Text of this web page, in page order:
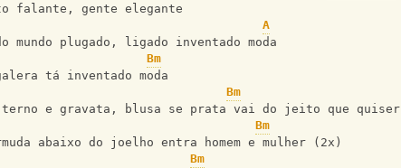
falante, gente elegante
A
mundo plugado, ligado inventado moda
Bm
tá inventado moda
Bm
terno e gravata, blusa se prata vai do jeito que quiser
Bm
abaixo do joelho entra homem e mulher (2x)
Bm